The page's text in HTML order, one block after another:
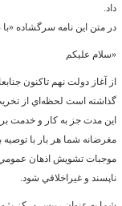
داد.
در متن اين نامه سرگشاده
«سلام عليکم
از آغاز دولت نهم تاکنون
گذاشته است لحظه‌اي از
اين مدت جز به کار و خدمت
مغرضانه شما هر بار با
موجبات تشويش اذهان عمومي
ناپسند و غيراخلاقي شود.